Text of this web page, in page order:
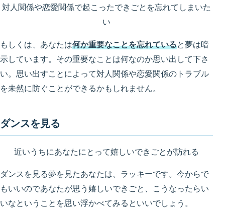
対人関係や恋愛関係で起こったできごとを忘れてしまいた
い
もしくは、あなたは何か重要なことを忘れていると夢は暗
示しています。その重要なことは何なのか思い出して下さ
い。思い出すことによって対人関係や恋愛関係のトラブル
を未然に防ぐことができるかもしれません。
ダンスを見る
近いうちにあなたにとって嬉しいできごとが訪れる
ダンスを見る夢を見たあなたは、ラッキーです。今からで
もいいのであなたが思う嬉しいできごと、こうなったらい
いなということを思い浮かべてみるといいでしょう。